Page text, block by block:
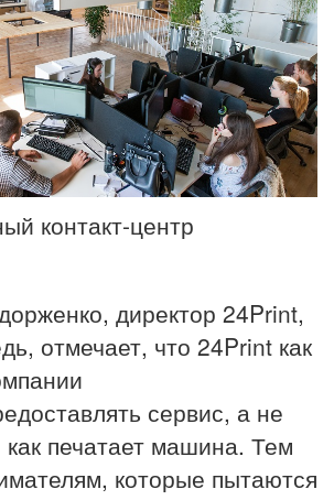
контакт-центр
директор 24Print,
отмечает, что 24Print как
сервис, а не
как печатает машина. Тем
которые пытаются